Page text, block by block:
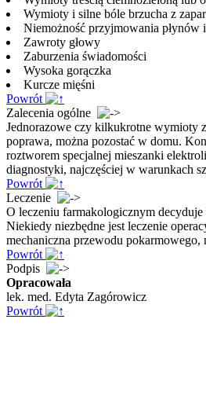
Wymioty i silne bóle brzucha z
Niemożność przyjmowania płynów
Zawroty głowy
Zaburzenia świadomości
Wysoka gorączka
Kurcze mięśni
Powrót
Zalecenia ogólne
Jednorazowe czy kilkukrotne wymioty
poprawa, można pozostać w domu.
roztworem specjalnej mieszanki
diagnostyki, najczęściej w warunkach
Powrót
Leczenie
O leczeniu farmakologicznym
Niekiedy niezbędne jest leczenie
mechaniczna przewodu
Powrót
Podpis
Opracowała
lek. med. Edyta Zagórowicz
Powrót